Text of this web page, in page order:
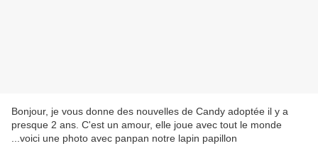
Bonjour, je vous donne des nouvelles de Candy adoptée il y a
presque 2 ans. C'est un amour, elle joue avec tout le monde
...voici une photo avec panpan notre lapin papillon